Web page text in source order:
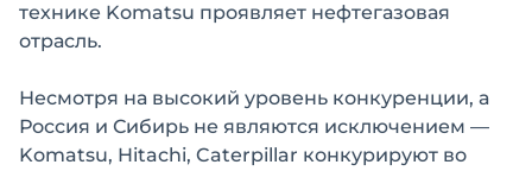
технике Komatsu проявляет нефтегазовая
отрасль.
Несмотря на высокий уровень конкуренции, а
Россия и Сибирь не являются исключением —
Komatsu, Hitachi, Caterpillar конкурируют во